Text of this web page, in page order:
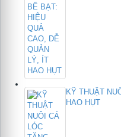
KỸ THUẬT
HAO HỤT